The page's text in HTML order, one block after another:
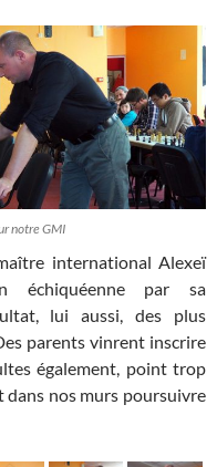
notre GMI
international Alexeï
échiquéenne par sa
lui aussi, des plus
parents vinrent inscrire
également, point trop
dans nos murs poursuivre